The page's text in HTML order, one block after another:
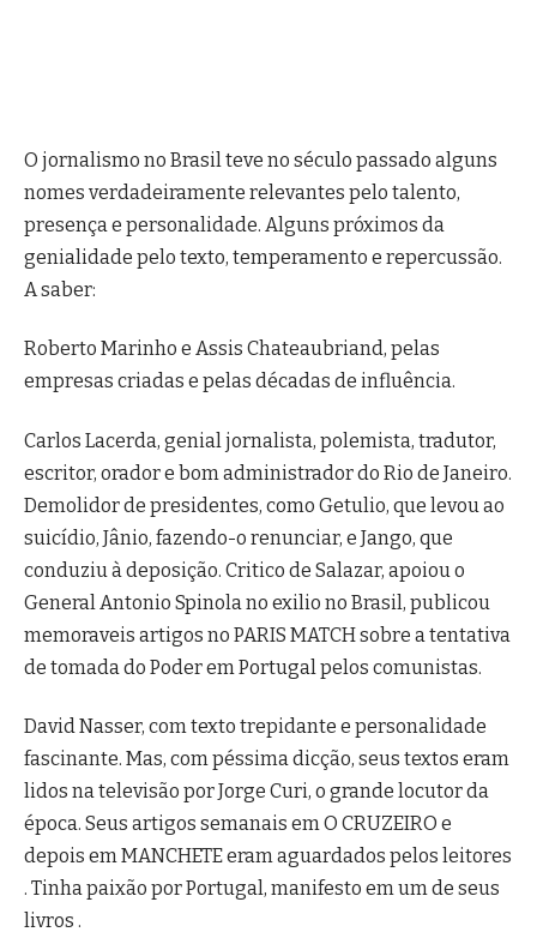
O jornalismo no Brasil teve no século passado alguns
nomes verdadeiramente relevantes pelo talento,
presença e personalidade. Alguns próximos da
genialidade pelo texto, temperamento e repercussão.
A saber:
Roberto Marinho e Assis Chateaubriand, pelas
empresas criadas e pelas décadas de influência.
Carlos Lacerda, genial jornalista, polemista, tradutor,
escritor, orador e bom administrador do Rio de Janeiro.
Demolidor de presidentes, como Getulio, que levou ao
suicídio, Jânio, fazendo-o renunciar, e Jango, que
conduziu à deposição. Critico de Salazar, apoiou o
General Antonio Spinola no exilio no Brasil, publicou
memoraveis artigos no PARIS MATCH sobre a tentativa
de tomada do Poder em Portugal pelos comunistas.
David Nasser, com texto trepidante e personalidade
fascinante. Mas, com péssima dicção, seus textos eram
lidos na televisão por Jorge Curi, o grande locutor da
época. Seus artigos semanais em O CRUZEIRO e
depois em MANCHETE eram aguardados pelos leitores
. Tinha paixão por Portugal, manifesto em um de seus
livros .